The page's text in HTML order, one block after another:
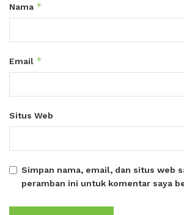
Nama *
Email *
Situs Web
Simpan nama, email, dan situs web
peramban ini untuk komentar saya